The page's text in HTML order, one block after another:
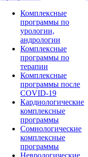
Комплексные
программы по
урологии,
андрологии
Комплексные
программы по
терапии
Комплексные
программы после
COVID-19
Кардиологические
комплексные
программы
Сомнологические
комплексные
программы
Неврологические